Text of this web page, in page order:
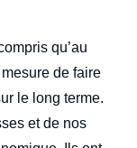
qu’au
de faire
le long terme.
et de nos